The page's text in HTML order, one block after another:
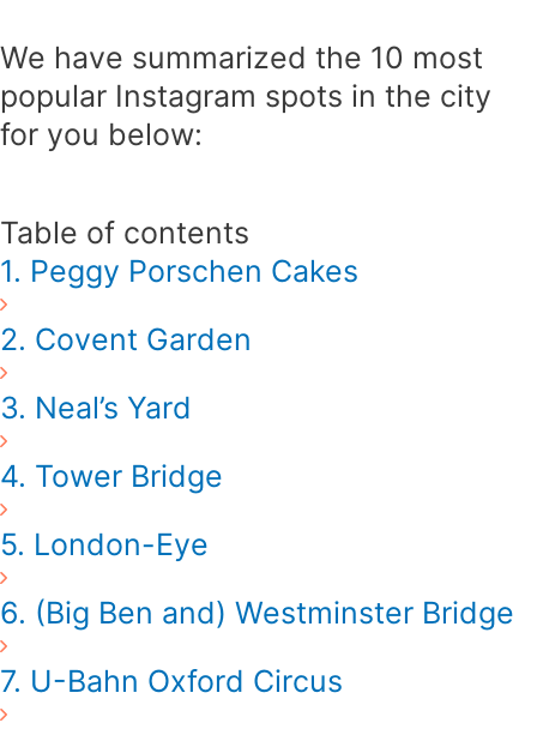
We have summarized the 10 most
popular Instagram spots in the city
for you below:
Table of contents
1. Peggy Porschen Cakes
2. Covent Garden
3. Neal’s Yard
4. Tower Bridge
5. London-Eye
6. (Big Ben and) Westminster Bridge
7. U-Bahn Oxford Circus